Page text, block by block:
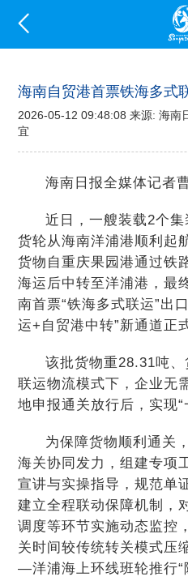
海南自贸港首票铁海多式
2026-05-12 09:48:08 来源: 海南
宜
海南日报全媒体记者
近日，一艘装载2个
货轮从海南洋浦港顺利起
货物自重庆果园港通过铁
海运后中转至洋浦港，最
南首票“铁海多式联运”出
运+自贸港中转”新通道正
该批货物重28.31吨
联运物流模式下，企业无
地申报通关放行后，实现“
为保障货物顺利通关
海关协同发力，组建专项
宣讲与实操指导，规范单
建立全程联动保障机制，
调度等环节实施动态监控
关时间较传统转关模式压
—洋浦海上环线班轮推行“